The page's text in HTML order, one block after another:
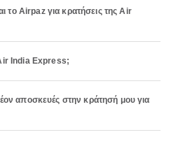
το Airpaz για κρατήσεις της Air
Air India Express;
αποσκευές στην κράτησή μου για